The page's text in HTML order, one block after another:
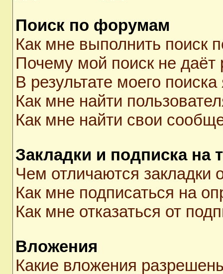
Поиск по форумам
Как мне выполнить
Почему мой поиск не даёт
В результате моего
Как мне найти
Как мне найти свои
Закладки и подписка на
Чем отличаются закладки
Как мне подписаться на
Как мне отказаться от
Вложения
Какие вложения